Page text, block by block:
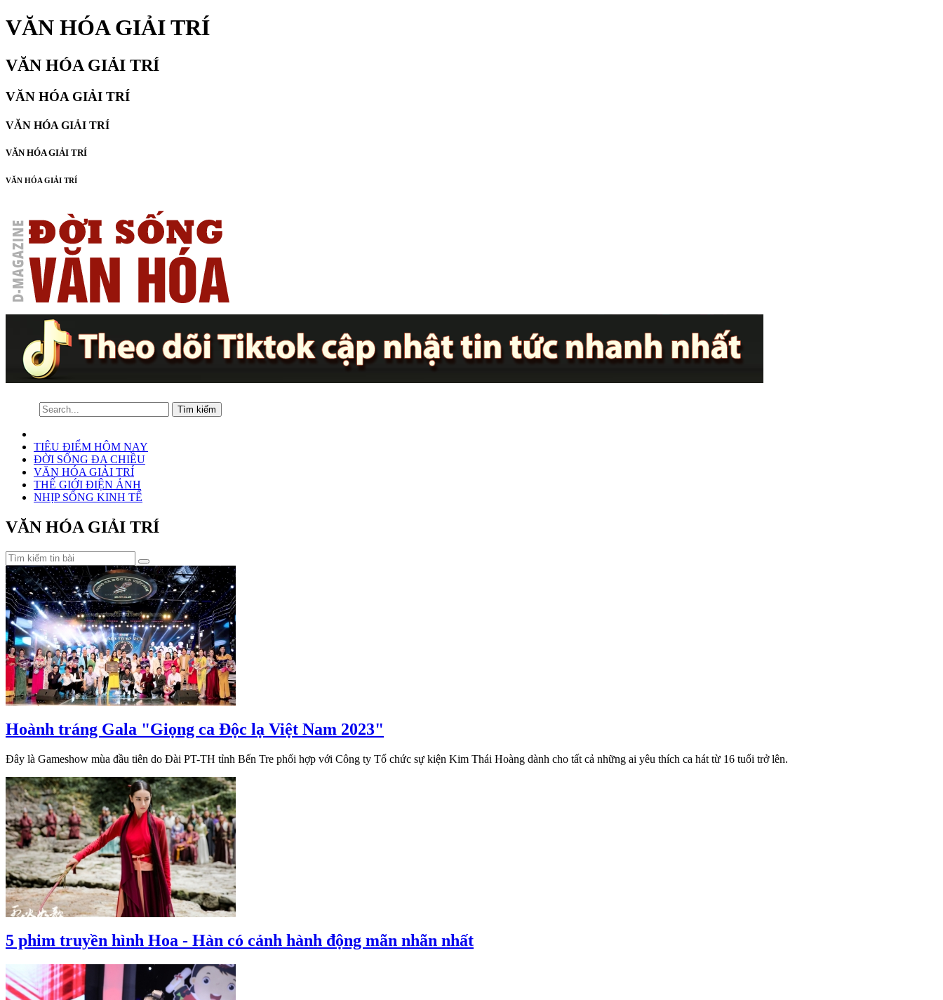
VĂN HÓA GIẢI TRÍ
VĂN HÓA GIẢI TRÍ
VĂN HÓA GIẢI TRÍ
VĂN HÓA GIẢI TRÍ
VĂN HÓA GIẢI TRÍ
VĂN HÓA GIẢI TRÍ
TIÊU ĐIỂM HÔM NAY
ĐỜI SỐNG ĐA CHIỀU
VĂN HÓA GIẢI TRÍ
THẾ GIỚI ĐIỆN ẢNH
NHỊP SỐNG KINH TẾ
VĂN HÓA GIẢI TRÍ
Hoành tráng Gala "Giọng ca Độc lạ Việt Nam 2023"
Đây là Gameshow mùa đầu tiên do Đài PT-TH tỉnh Bến Tre phối hợp với Công ty Tổ chức sự kiện Kim Thái Hoàng dành cho tất cả những ai yêu thích ca hát từ 16 tuổi trở lên.
5 phim truyền hình Hoa - Hàn có cảnh hành động mãn nhãn nhất